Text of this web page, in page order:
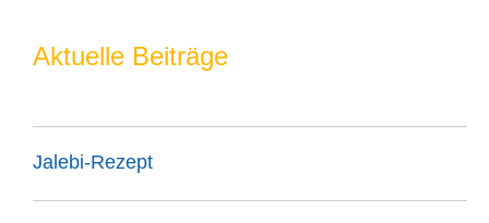
Aktuelle Beiträge
Jalebi-Rezept